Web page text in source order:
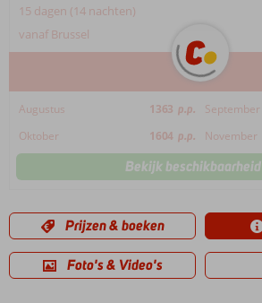
15 dagen (14 nachten)
vanaf Brussel
Augustus 1363 p.p. September
Oktober
1604 p.p. November
Bekijk beschikbaarheid
Prijzen & boeken
Foto's & Video's